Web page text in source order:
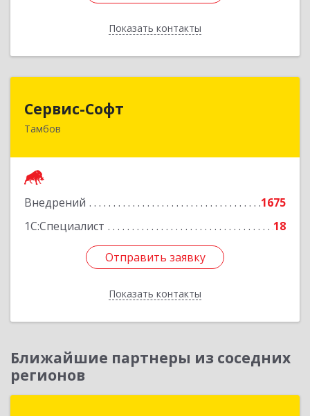
Показать контакты
Назад
Сервис-Софт
Тамбов
Внедрений
1675
1С:Специалист
18
Отправить заявку
Показать контакты
392030, Тамбовская обл, Тамбов г, Урожайная
Отправить заявку
Назад
Ближайшие партнеры из соседних
регионов